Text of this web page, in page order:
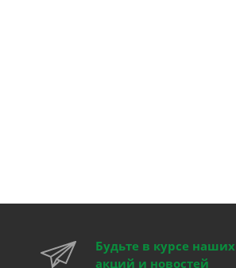
Будьте в курсе наших
акций и новостей